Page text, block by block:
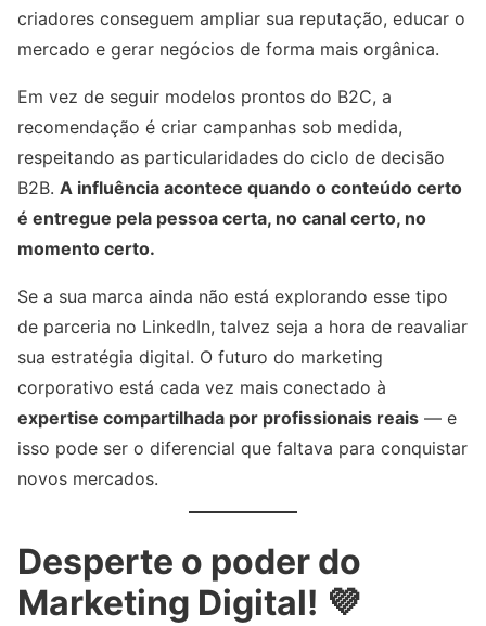
criadores conseguem ampliar sua reputação, educar o
mercado e gerar negócios de forma mais orgânica.
Em vez de seguir modelos prontos do B2C, a
recomendação é criar campanhas sob medida,
respeitando as particularidades do ciclo de decisão
B2B. A influência acontece quando o conteúdo certo
é entregue pela pessoa certa, no canal certo, no
momento certo.
Se a sua marca ainda não está explorando esse tipo
de parceria no LinkedIn, talvez seja a hora de reavaliar
sua estratégia digital. O futuro do marketing
corporativo está cada vez mais conectado à
expertise compartilhada por profissionais reais — e
isso pode ser o diferencial que faltava para conquistar
novos mercados.
Desperte o poder do
Marketing Digital! 💜